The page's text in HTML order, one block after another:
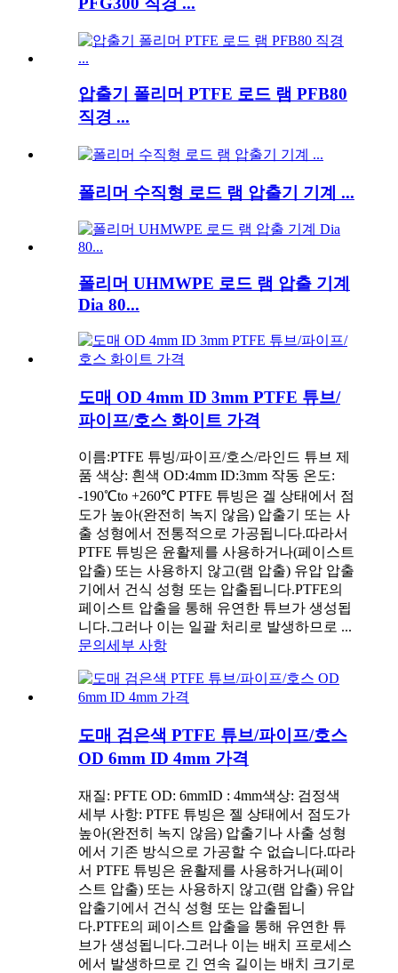
압출기 폴리머 PTFE 로드 램 PFB80
직경 ...
폴리머 수직형 로드 램 압출기 기계 ...
폴리머 UHMWPE 로드 램 압출 기계
Dia 80...
도매 OD 4mm ID 3mm PTFE 튜브/
파이프/호스 화이트 가격
이름:PTFE 튜빙/파이프/호스/라인드 튜브 제
품 색상: 흰색 OD:4mm ID:3mm 작동 온도:
-190℃to +260℃ PTFE 튜빙은 겔 상태에서 점
도가 높아(완전히 녹지 않음) 압출기 또는 사
출 성형에서 전통적으로 가공됩니다.따라서
PTFE 튜빙은 윤활제를 사용하거나(페이스트
압출) 또는 사용하지 않고(램 압출) 유압 압출
기에서 건식 성형 또는 압출됩니다.PTFE의
페이스트 압출을 통해 유연한 튜브가 생성됩
니다.그러나 이는 일괄 처리로 발생하므로 ...
문의 세부 사항
도매 검은색 PTFE 튜브/파이프/호스
OD 6mm ID 4mm 가격
재질: PFTE OD: 6mmID : 4mm색상: 검정색
세부 사항: PTFE 튜빙은 젤 상태에서 점도가
높아(완전히 녹지 않음) 압출기나 사출 성형
에서 기존 방식으로 가공할 수 없습니다.따라
서 PTFE 튜빙은 윤활제를 사용하거나(페이
스트 압출) 또는 사용하지 않고(램 압출) 유압
압출기에서 건식 성형 또는 압출됩니
다.PTFE의 페이스트 압출을 통해 유연한 튜
브가 생성됩니다.그러나 이는 배치 프로세스
에서 발생하므로 긴 연속 길이는 배치 크기로